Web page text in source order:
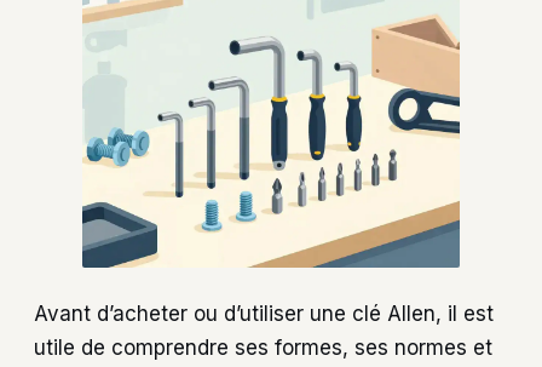
Avant d’acheter ou d’utiliser une clé Allen, il est
utile de comprendre ses formes, ses normes et